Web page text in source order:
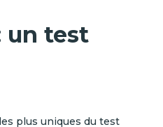
un test
plus uniques du test